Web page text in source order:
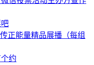
正能量精品展播（每组
约